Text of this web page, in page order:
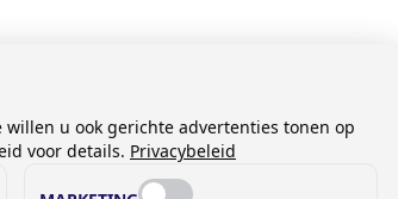
u ook gerichte advertenties tonen op
voor details. Privacybeleid